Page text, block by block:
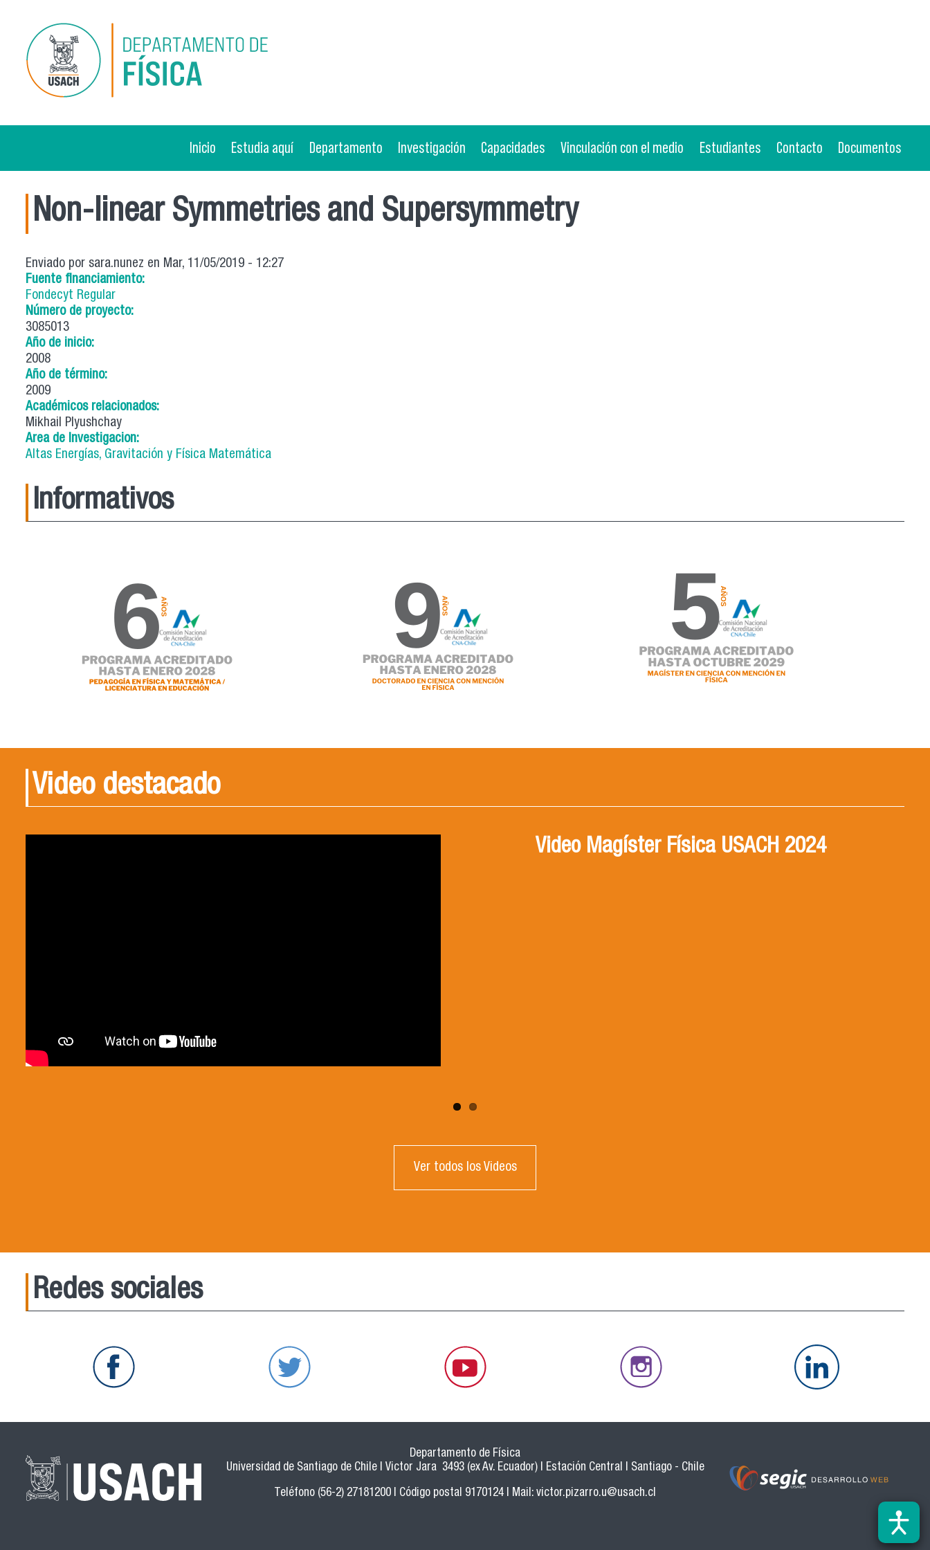
Inicio Estudia aquí Departamento Investigación Capacidades Vinculación con el medio Estudiantes Contacto Documentos
Non-linear Symmetries and Supersymmetry
Enviado por sara.nunez en Mar, 11/05/2019 - 12:27
Fuente financiamiento:
Fondecyt Regular
Número de proyecto:
3085013
Año de inicio:
2008
Año de término:
2009
Académicos relacionados:
Mikhail Plyushchay
Area de Investigacion:
Altas Energías, Gravitación y Física Matemática
Informativos
Video destacado
Video Magíster Física USACH 2024
Ver todos los Videos
Redes sociales
Departamento de Física
Universidad de Santiago de Chile | Victor Jara 3493 (ex Av. Ecuador) | Estación Central | Santiago - Chile
Teléfono (56-2) 27181200 | Código postal 9170124 | Mail: victor.pizarro.u@usach.cl